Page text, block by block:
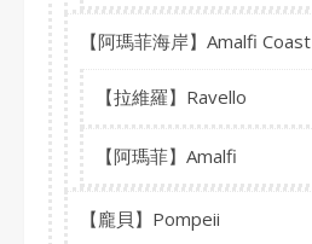
【阿瑪菲海岸】Amalfi Coast
【拉維羅】Ravello
【阿瑪菲】Amalfi
【龐貝】Pompeii